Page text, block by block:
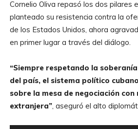
d
u
c
t
d
e
A
u
Cornelio Oliva repasó los dos pilares
planteado su resistencia contra la
de los Estados Unidos, ahora
en primer lugar a través del diálogo.
“Siempre respetando la
del país, el sistema político
sobre la mesa de negociación
extranjera” , aseguró el alto